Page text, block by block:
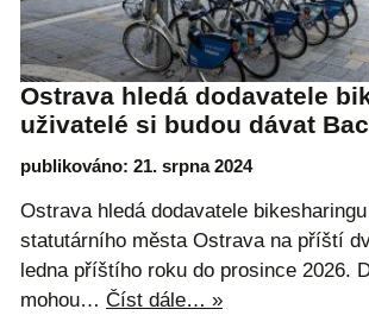
Ostrava hledá dodavatele
uživatelé si budou dávat
publikováno: 21. srpna 2024
Ostrava hledá dodavatele
statutárního města Ostrava na příští
ledna příštího roku do prosince 2026.
mohou… Číst dále… »